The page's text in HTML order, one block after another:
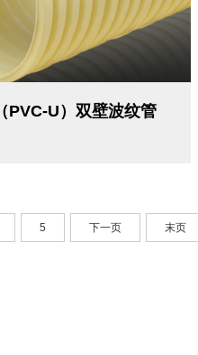
PVC-U）双壁波纹管
5 下一页 末页